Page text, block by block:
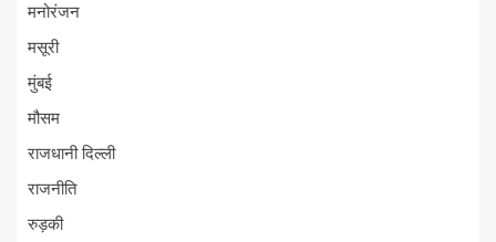
मनोरंजन
मसूरी
मुंबई
मौसम
राजधानी दिल्ली
राजनीति
रुड़की